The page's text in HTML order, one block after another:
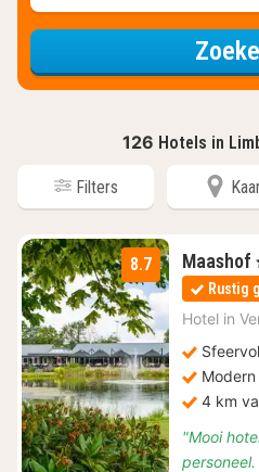
126 Hotels in
Filters
8.7 Maashof
Rustig
Hotel in
4 km
"Mooi